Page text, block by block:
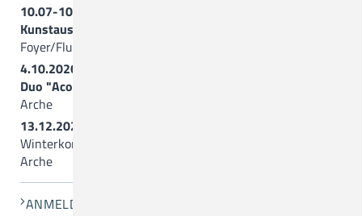
10.07-10.09.2026
Kunstausstellung “Summerfeeling”
Foyer/Flure vor der Arche
4.10.2026, 17.00 Uhr
Duo "Acoustic Colours" (Querflöte+Gitarre)
Arche
13.12.2026, 17.00 Uhr
Winterkonzert mit der
Arche
ANMELDUNG